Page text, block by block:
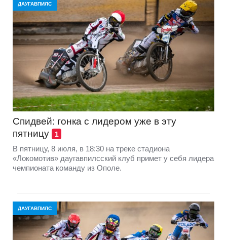
ДАУГАВПИЛС
Спидвей: гонка с лидером уже в эту
пятницу
1
В пятницу, 8 июля, в 18:30 на треке стадиона
«Локомотив» даугавпилсский клуб примет у себя лидера
чемпионата команду из Ополе.
ДАУГАВПИЛС